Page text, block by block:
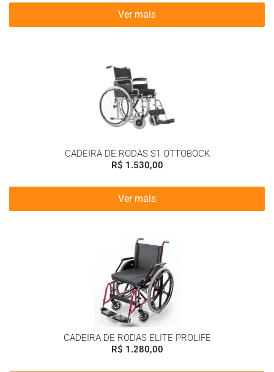
Ver mais
CADEIRA DE RODAS S1 OTTOBOCK
R$ 1.530,00
Ver mais
CADEIRA DE RODAS ELITE PROLIFE
R$ 1.280,00